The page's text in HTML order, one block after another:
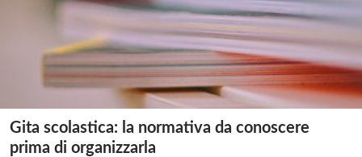
Gita scolastica: la normativa da conoscere
prima di organizzarla